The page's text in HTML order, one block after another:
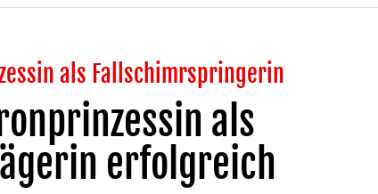
als Fallschimrspringerin
als
erfolgreich